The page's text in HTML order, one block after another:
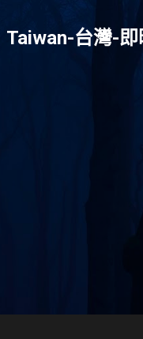
Taiwan-台灣-